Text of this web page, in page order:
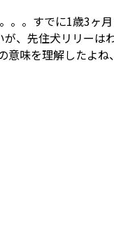
。。すでに1歳3ヶ
、先住犬リリーは
味を理解したよ